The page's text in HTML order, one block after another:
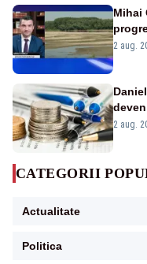
Mihai
2 aug.
2 aug.
CATEGORII
Actualitate
Politica